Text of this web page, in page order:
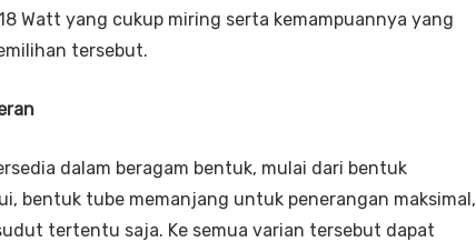
Watt yang cukup miring serta kemampuannya yang
tersebut.
dalam beragam bentuk, mulai dari bentuk
bentuk tube memanjang untuk penerangan maksimal,
tertentu saja. Ke semua varian tersebut dapat